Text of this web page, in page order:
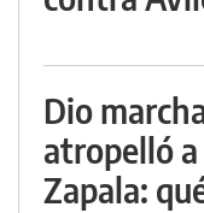
Dio
atropelló
Zapala: